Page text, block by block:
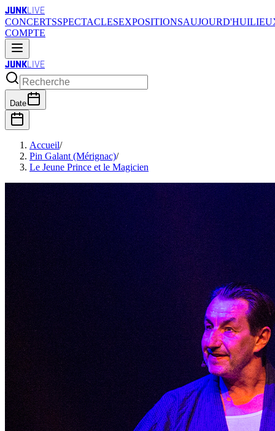
JUNKLIVE
CONCERTSSPECTACLESEXPOSITIONSAUJOURD'HUI
COMPTE
JUNKLIVE
Date
Accueil/
Pin Galant (Mérignac)/
Le Jeune Prince et le Magicien